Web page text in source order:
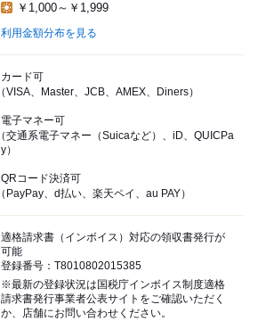
￥1,000～￥1,999
利用金額分布を見る
カード可
（VISA、Master、JCB、AMEX、Diners）
電子マネー可
（交通系電子マネー（Suicaなど）、iD、QUICPa
y）
QRコード決済可
（PayPay、d払い、楽天ペイ、au PAY）
適格請求書（インボイス）対応の領収書発行が
可能
登録番号：T8010802015385
※最新の登録状況は国税庁インボイス制度適格
請求書発行事業者公表サイトをご確認いただく
か、店舗にお問い合わせください。